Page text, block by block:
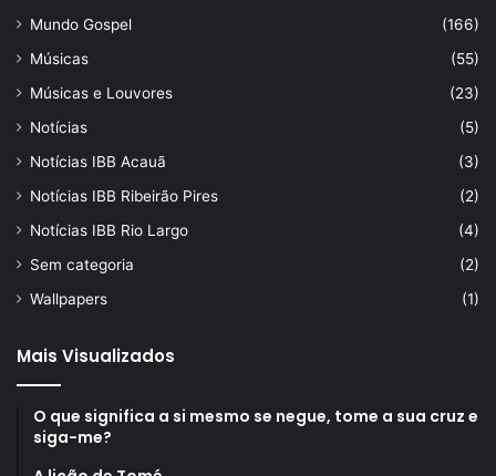
Mundo Gospel
(166)
Músicas
(55)
Músicas e Louvores
(23)
Notícias
(5)
Notícias IBB Acauã
(3)
Notícias IBB Ribeirão Pires
(2)
Notícias IBB Rio Largo
(4)
Sem categoria
(2)
Wallpapers
(1)
Mais Visualizados
O que significa a si mesmo se negue, tome a sua cruz e
siga-me?